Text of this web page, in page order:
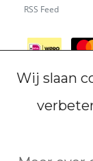
RSS Feed
Wij slaan